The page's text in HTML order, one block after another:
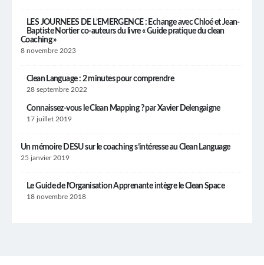
LES JOURNEES DE L’EMERGENCE : Echange avec Chloé et Jean-
Baptiste Nortier co-auteurs du livre « Guide pratique du clean
Coaching »
8 novembre 2023
Clean Language : 2 minutes pour comprendre
28 septembre 2022
Connaissez-vous le Clean Mapping ? par Xavier Delengaigne
17 juillet 2019
Un mémoire DESU sur le coaching s’intéresse au Clean Language
25 janvier 2019
Le Guide de l’Organisation Apprenante intègre le Clean Space
18 novembre 2018